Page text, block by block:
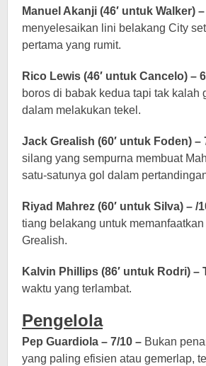
Manuel Akanji (46′ untuk Walker)
menyelesaikan lini belakang City
pertama yang rumit.
Rico Lewis (46′ untuk Cancelo) –
boros di babak kedua tapi tak kalah
dalam melakukan tekel.
Jack Grealish (60′ untuk Foden) –
silang yang sempurna membuat
satu-satunya gol dalam
Riyad Mahrez (60′ untuk Silva) – /
tiang belakang untuk
Grealish.
Kalvin Phillips (86′ untuk Rodri) –
waktu yang terlambat.
Pengelola
Pep Guardiola – 7/10 – Bukan
yang paling efisien atau gemerlap,